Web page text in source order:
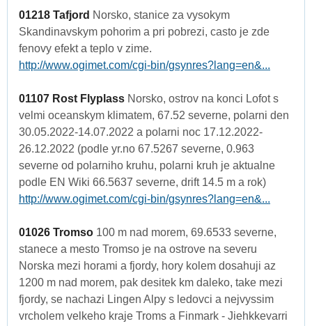
01218 Tafjord Norsko, stanice za vysokym
Skandinavskym pohorim a pri pobrezi, casto je zde
fenovy efekt a teplo v zime.
http://www.ogimet.com/cgi-bin/gsynres?lang=en&...
01107 Rost Flyplass Norsko, ostrov na konci Lofot s
velmi oceanskym klimatem, 67.52 severne, polarni den
30.05.2022-14.07.2022 a polarni noc 17.12.2022-
26.12.2022 (podle yr.no 67.5267 severne, 0.963
severne od polarniho kruhu, polarni kruh je aktualne
podle EN Wiki 66.5637 severne, drift 14.5 m a rok)
http://www.ogimet.com/cgi-bin/gsynres?lang=en&...
01026 Tromso 100 m nad morem, 69.6533 severne,
stanece a mesto Tromso je na ostrove na severu
Norska mezi horami a fjordy, hory kolem dosahuji az
1200 m nad morem, pak desitek km daleko, take mezi
fjordy, se nachazi Lingen Alpy s ledovci a nejvyssim
vrcholem velkeho kraje Troms a Finmark - Jiehkkevarri